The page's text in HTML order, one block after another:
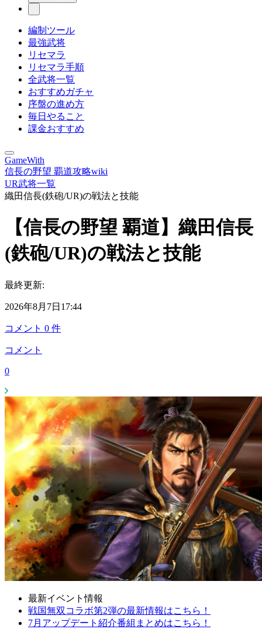
編制ツール
最強武将
リセマラ
リセマラ手順
全武将一覧
おすすめガチャ
序盤の進め方
毎日やること
課金おすすめ
GameWith
信長の野望 覇道攻略wiki
UR武将一覧
織田信長(鉄砲/UR)の戦法と技能
【信長の野望 覇道】織田信長
(鉄砲/UR)の戦法と技能
最終更新:
2026年8月7日17:44
コメント 0 件
コメント
0
最新イベント情報
戦国無双コラボ第2弾の最新情報はこちら！
7月アップデート紹介番組まとめはこちら！